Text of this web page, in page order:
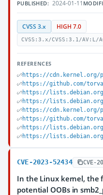
PUBLISHED: 2024-01-11
CVSS 3.x HIGH 7.0
CVSS:3.x/CVSS:3.1/
REFERENCES
https://cdn.kernel.org/
https://github.com/
https://lists.debian.org/
https://lists.debian.org/
https://cdn.kernel.org/
https://github.com/
https://lists.debian.org/
https://lists.debian.org/
CVE-2023-52434 CVE-
In the Linux kernel, the
potential OOBs in